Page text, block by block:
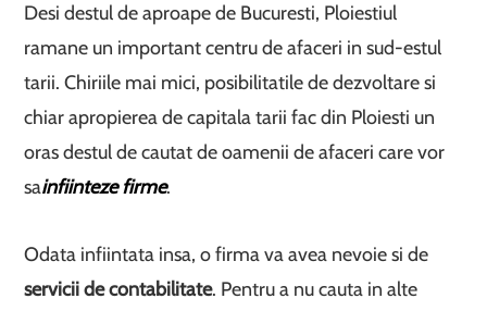
Desi destul de aproape de Bucuresti, Ploiestiul
ramane un important centru de afaceri in sud-estul
tarii. Chiriile mai mici, posibilitatile de dezvoltare si
chiar apropierea de capitala tarii fac din Ploiesti un
oras destul de cautat de oamenii de afaceri care vor
sainfiinteze firme.
Odata infiintata insa, o firma va avea nevoie si de
servicii de contabilitate. Pentru a nu cauta in alte